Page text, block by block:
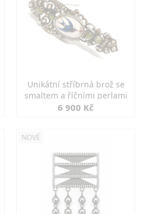
Unikátní stříbrná brož se
smaltem a říčními perlami
6 900 Kč
NOVÉ